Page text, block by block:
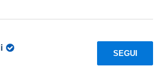
SEGUI